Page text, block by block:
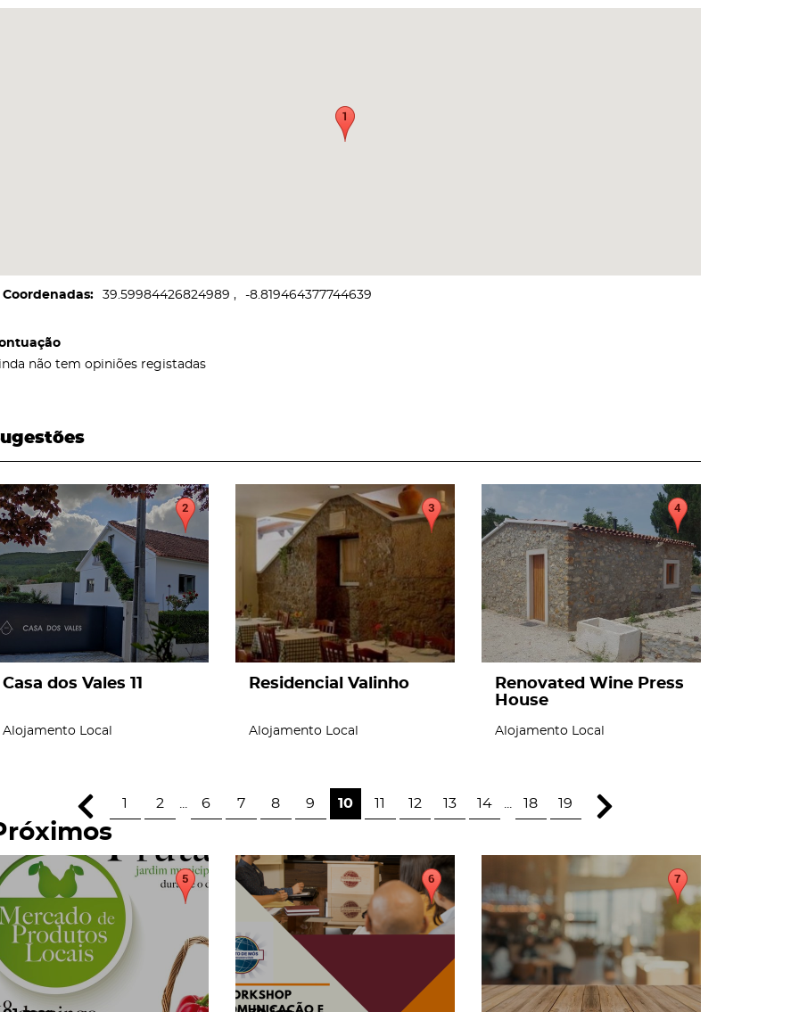
Coordenadas 39.59984426824989 -8.819464377744639
não tem opiniões registadas
Casa dos Vales 11
Alojamento Local
Residencial Valinho
Alojamento Local
Renovated Wine Press
House
Alojamento Local
1 2 6 7 8 9 10 11 12 13 14 18 19